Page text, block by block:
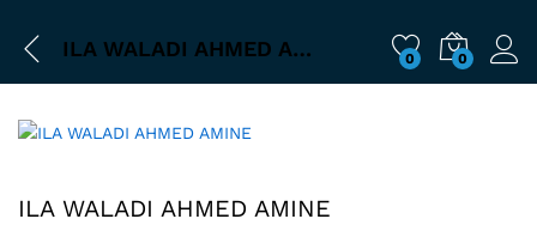
ILA WALADI AHMED AMINE 0 0
ILA WALADI AHMED AMINE